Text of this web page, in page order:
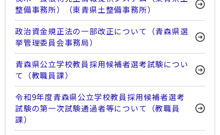
整備事務所）（東青県土整備事務所）
政治資金規正法の一部改正について（青森県選
挙管理委員会事務局）
青森県公立学校教員採用候補者選考試験につい
て（教職員課）
令和9年度青森県公立学校教員採用候補者選考
試験の第一次試験通過者等について（教職員
課）